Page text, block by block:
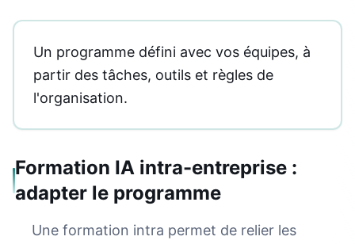
Un programme défini avec vos équipes, à
partir des tâches, outils et règles de
l'organisation.
Formation IA intra-entreprise :
adapter le programme
Une formation intra permet de relier les